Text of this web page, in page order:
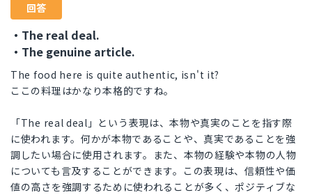
回答
・The real deal.
・The genuine article.
The food here is quite authentic, isn't it?
ここの料理はかなり本格的ですね。
「The real deal」という表現は、本物や真実のことを指す際
に使われます。何かが本物であることや、真実であることを強
調したい場合に使用されます。また、本物の経験や本物の人物
についても言及することができます。この表現は、信頼性や価
値の高さを強調するために使われることが多く、ポジティブな